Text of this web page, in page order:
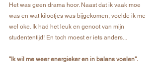
Het was geen drama hoor. Naast dat ik vaak moe
was en wat kilootjes was bijgekomen, voelde ik me
wel oke. Ik had het leuk en genoot van mijn
studententijd! En toch moest er iets anders...
''Ik wil me weer energieker en in balans voelen''.